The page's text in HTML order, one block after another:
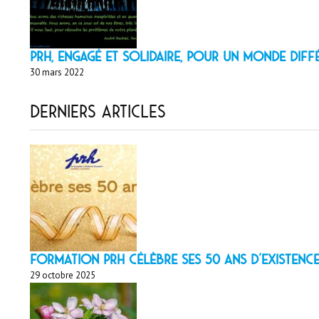
PRH, engagé et solidaire, pour un monde
30 mars 2022
Derniers articles
Formation PRH célèbre ses 50 ans
29 octobre 2025